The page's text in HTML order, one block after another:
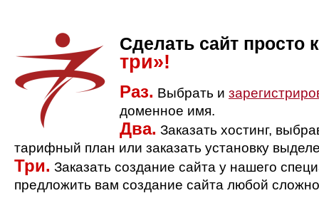
Сделать сайт просто
три»!
Раз. Выбрать и
доменное имя.
Два. Заказать хостинг,
тарифный план или заказать установку
Три. Заказать создание сайта у нашего
предложить вам создание сайта любой